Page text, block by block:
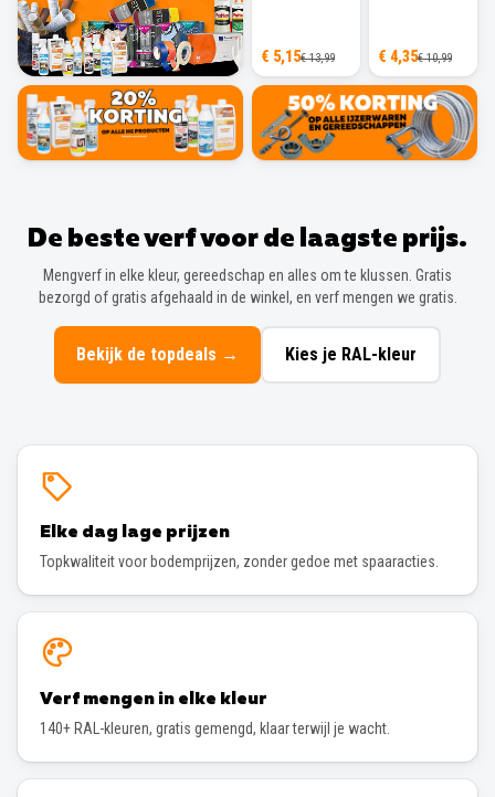
€ 5,15€ 13,99 € 4,35€ 10,99
De beste verf voor de laagste prijs.
Mengverf in elke kleur, gereedschap en alles om te klussen. Gratis
bezorgd of gratis afgehaald in de winkel, en verf mengen we gratis.
Bekijk de topdeals → Kies je RAL-kleur
Elke dag lage prijzen
Topkwaliteit voor bodemprijzen, zonder gedoe met spaaracties.
Verf mengen in elke kleur
140+ RAL-kleuren, gratis gemengd, klaar terwijl je wacht.